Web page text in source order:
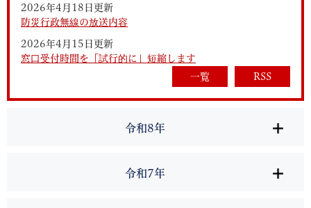
2026年4月18日更新
防災行政無線の放送内容
2026年4月15日更新
窓口受付時間を「試行的に」短縮します
一覧
RSS
令和8年
令和7年